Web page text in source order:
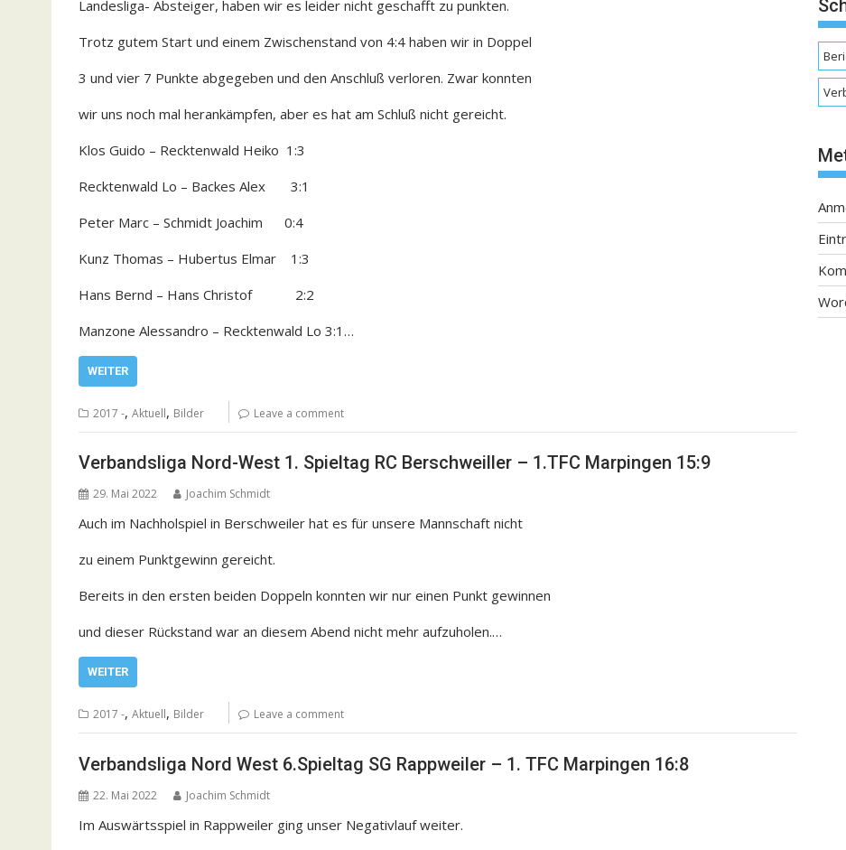
Landesliga- Absteiger, haben wir es leider nicht geschafft zu punkten.
Trotz gutem Start und einem Zwischenstand von 4:4 haben wir in Doppel
3 und vier 7 Punkte abgegeben und den Anschluß verloren. Zwar konnten
wir uns noch mal herankämpfen, aber es hat am Schluß nicht gereicht.
Klos Guido – Recktenwald Heiko 1:3
Recktenwald Lo – Backes Alex 3:1
Peter Marc – Schmidt Joachim 0:4
Kunz Thomas – Hubertus Elmar 1:3
Hans Bernd – Hans Christof 2:2
Manzone Alessandro – Recktenwald Lo 3:1…
WEITER
2017 -, Aktuell, Bilder Leave a comment
Verbandsliga Nord-West 1. Spieltag RC Berschweiller – 1.TFC Marpingen 15:9
29. Mai 2022 Joachim Schmidt
Auch im Nachholspiel in Berschweiler hat es für unsere Mannschaft nicht
zu einem Punktgewinn gereicht.
Bereits in den ersten beiden Doppeln konnten wir nur einen Punkt gewinnen
und dieser Rückstand war an diesem Abend nicht mehr aufzuholen.…
WEITER
2017 -, Aktuell, Bilder Leave a comment
Verbandsliga Nord West 6.Spieltag SG Rappweiler – 1. TFC Marpingen 16:8
22. Mai 2022 Joachim Schmidt
Im Auswärtsspiel in Rappweiler ging unser Negativlauf weiter.